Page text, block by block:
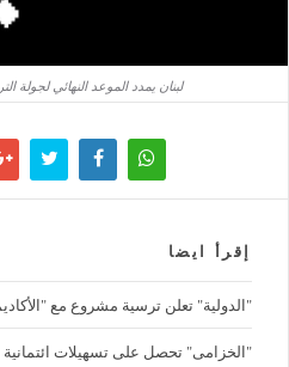
لبنان يمدد الموعد النهائي لجولة
إقرأ ايضا
"الدولية" تعلن ترسية مشروع مع "الأكاديمية